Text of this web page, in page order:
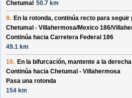
Chetumal 50.7 km
9. En la rotonda, continúa recto para seguir
Chetumal - Villahermosa/Mexico 186/
Continúa hacia Carretera Federal 186
49.1 km
10. En la bifurcación, mantente a la derecha
Continúa hacia Chetumal - Villahermosa
Pasa una rotonda
154 km